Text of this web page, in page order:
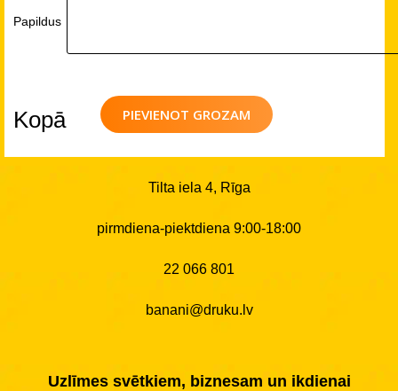
Papildus
PIEVIENOT GROZAM
Kopā
Tilta iela 4, Rīga
pirmdiena-piektdiena 9:00-18:00
22 066 801
banani@druku.lv
Uzlīmes svētkiem, biznesam un ikdienai